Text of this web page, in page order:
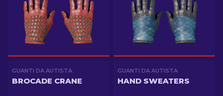
GUANTI DA AUTISTA
BROCADE CRANE
GUANTI DA AUTISTA
HAND SWEATERS